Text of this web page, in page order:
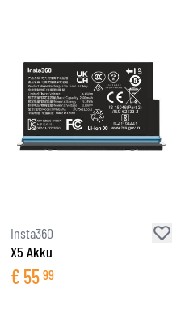
Insta360
X5 Akku
€ 55 99